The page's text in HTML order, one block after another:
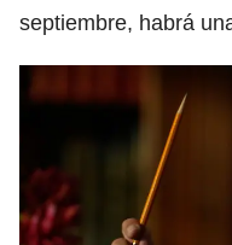
septiembre, habrá